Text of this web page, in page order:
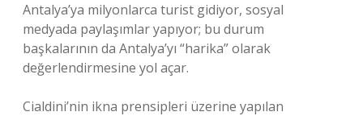
Antalya’ya milyonlarca turist gidiyor, sosyal
medyada paylaşımlar yapıyor; bu durum
başkalarının da Antalya’yı “harika” olarak
değerlendirmesine yol açar.
Cialdini’nin ikna prensipleri üzerine yapılan